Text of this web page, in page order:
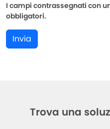
I campi contrassegnati con
obbligatori.
Invia
Trova una